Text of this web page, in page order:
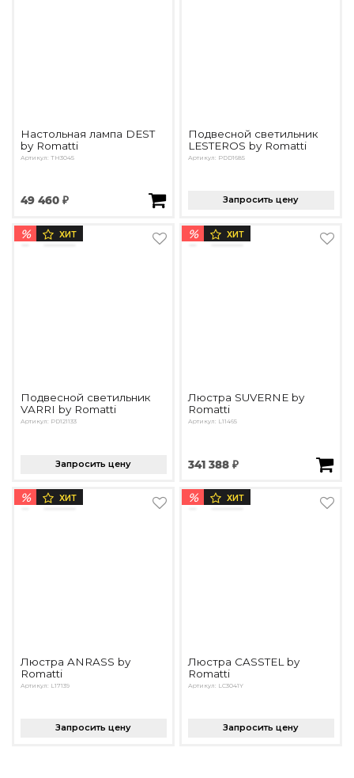
Настольная лампа DEST
by Romatti
Артикул: TH3045
49 460 ₽
Подвесной светильник
LESTEROS by Romatti
Артикул: PDD1685
Запросить цену
% ХИТ
Подвесной светильник
VARRI by Romatti
Артикул: PD121133
Запросить цену
% ХИТ
Люстра SUVERNE by
Romatti
Артикул: L11465
341 388 ₽
% ХИТ
Люстра ANRASS by
Romatti
Артикул: L17139
Запросить цену
% ХИТ
Люстра CASSTEL by
Romatti
Артикул: LC3041Y
Запросить цену